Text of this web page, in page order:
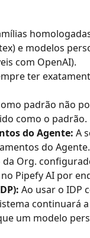
e modelos
com OpenAI).
ter
padrão não
como o padrão.
do Agente: A
do
Org.
Pipefy AI por
Ao usar o IDP
continuará
um modelo